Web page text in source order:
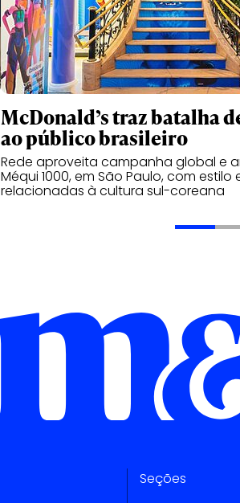
McDonald’s traz batalha
ao público brasileiro
Rede aproveita campanha global e
Méqui 1000, em São Paulo, com estilo
relacionadas à cultura sul-coreana
Seções